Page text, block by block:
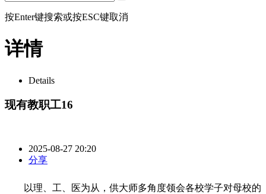
按Enter键搜索或按ESC键取消
详情
Details
现有教职工16
2025-08-27 20:20
分享
以理、工、医为从，供大师多角度领会各校学子对母校的